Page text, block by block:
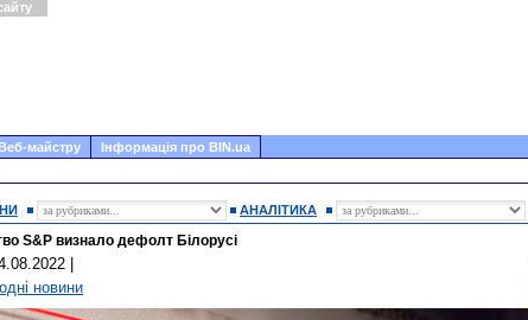
майстру Інформація про BIN.ua
АНАЛІТИКА
S&P визнало дефолт Білорусі
новини